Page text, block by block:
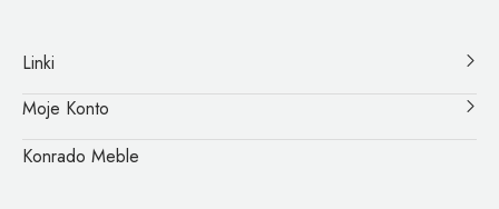
Linki
Moje Konto
Konrado Meble